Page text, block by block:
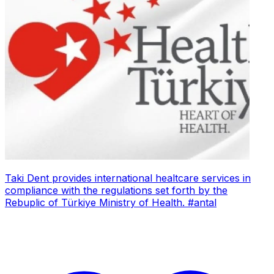
Taki Dent provides international healtcare services in
compliance with the regulations set forth by the
Rebuplic of Türkiye Ministry of Health. #antal